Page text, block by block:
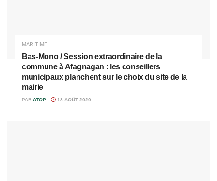
MARITIME
Bas-Mono / Session extraordinaire de la
commune à Afagnagan : les conseillers
municipaux planchent sur le choix du site de la
mairie
PAR ATOP 18 AOÛT 2020